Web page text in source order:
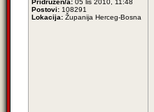
Pridružen/a: 05 lis 2010, 11:48
Postovi: 108291
Lokacija: Županija Herceg-Bosna